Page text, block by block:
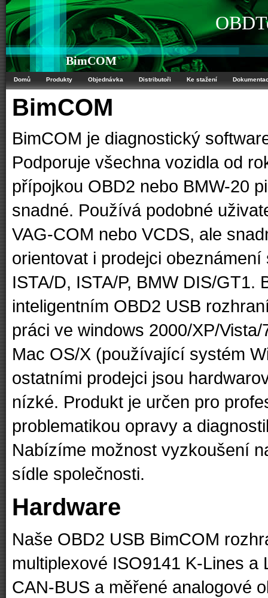
BimCOM
Domů Produkty Objednávka Distributoři Ke stažení
BimCOM
BimCOM je diagnostický
Podporuje všechna vozidla od
přípojkou OBD2 nebo BMW-20
snadné. Používá podobné
VAG-COM nebo VCDS, ale
orientovat i prodejci
ISTA/D, ISTA/P, BMW DIS/GT1.
inteligentním OBD2 USB
práci ve windows 2000/XP/
Mac OS/X (používající systém
ostatními prodejci jsou
nízké. Produkt je určen pro
problematikou opravy a
Nabízíme možnost vyzkoušení
sídle společnosti.
Hardware
Naše OBD2 USB BimCOM
multiplexové ISO9141 K-Lines
CAN-BUS a měřené analogové